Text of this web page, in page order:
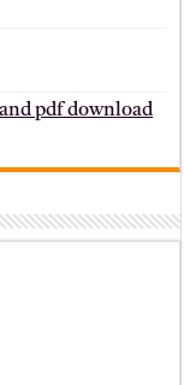
pdf download